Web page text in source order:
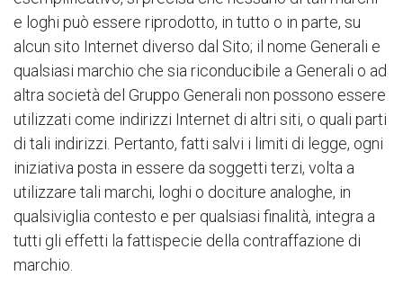
e loghi può essere riprodotto, in tutto o in parte, su
alcun sito Internet diverso dal Sito; il nome Generali e
qualsiasi marchio che sia riconducibile a Generali o ad
altra società del Gruppo Generali non possono essere
utilizzati come indirizzi Internet di altri siti, o quali parti
di tali indirizzi. Pertanto, fatti salvi i limiti di legge, ogni
iniziativa posta in essere da soggetti terzi, volta a
utilizzare tali marchi, loghi o dociture analoghe, in
qualsiviglia contesto e per qualsiasi finalità, integra a
tutti gli effetti la fattispecie della contraffazione di
marchio.